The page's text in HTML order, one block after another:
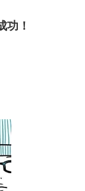
功！